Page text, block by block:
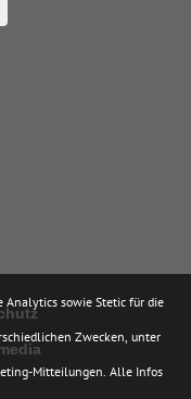
Analytics sowie Stetic für die
Zwecken, unter
Mitteilungen. Alle Infos